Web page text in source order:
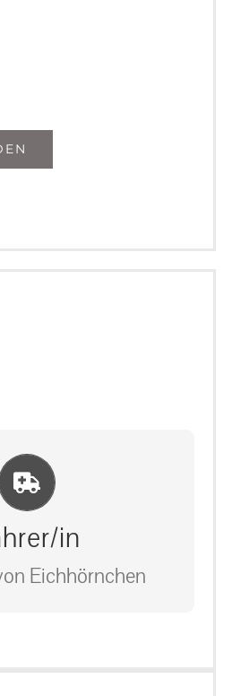
in
Eichhörnchen
und Infos